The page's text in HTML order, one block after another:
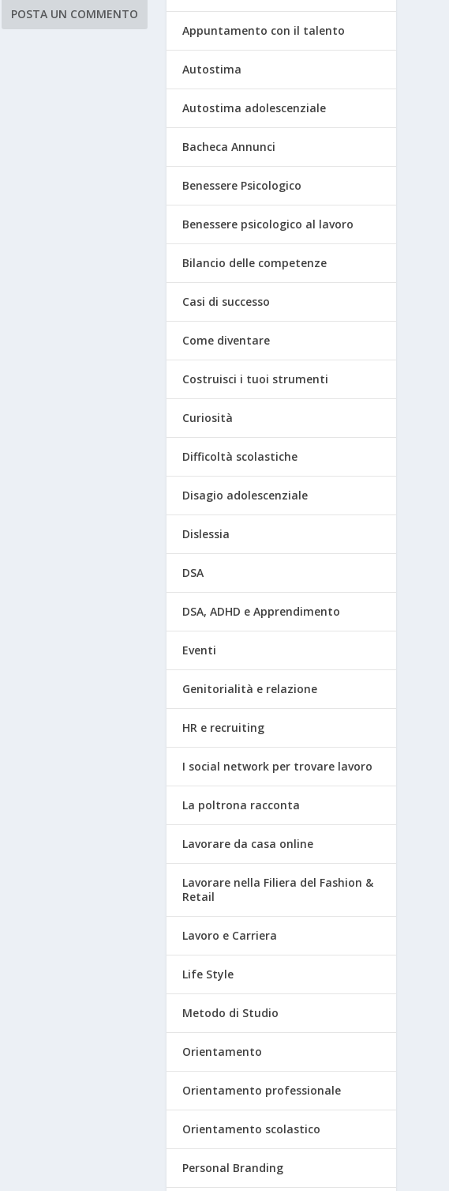
Appuntamento con il talento
Autostima
Autostima adolescenziale
Bacheca Annunci
Benessere Psicologico
Benessere psicologico al lavoro
Bilancio delle competenze
Casi di successo
Come diventare
Costruisci i tuoi strumenti
Curiosità
Difficoltà scolastiche
Disagio adolescenziale
Dislessia
DSA
DSA, ADHD e Apprendimento
Eventi
Genitorialità e relazione
HR e recruiting
I social network per trovare lavoro
La poltrona racconta
Lavorare da casa online
Lavorare nella Filiera del Fashion &
Retail
Lavoro e Carriera
Life Style
Metodo di Studio
Orientamento
Orientamento professionale
Orientamento scolastico
Personal Branding